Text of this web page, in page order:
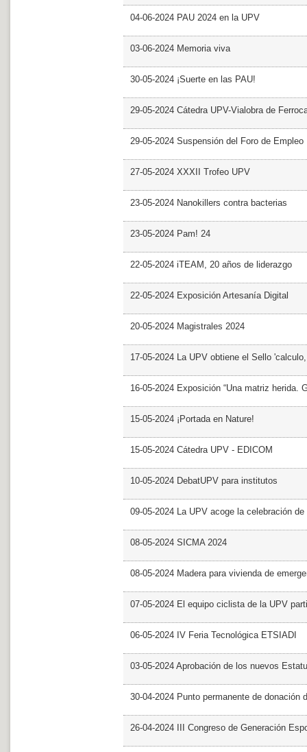
04-06-2024 PAU 2024 en la UPV
03-06-2024 Memoria viva
30-05-2024 ¡Suerte en las PAU!
29-05-2024 Cátedra UPV-Vialobra de
29-05-2024 Suspensión del Foro de Empleo
27-05-2024 XXXII Trofeo UPV
23-05-2024 Nanokillers contra bacterias
23-05-2024 Pam! 24
22-05-2024 iTEAM, 20 años de liderazgo
22-05-2024 Exposición Artesanía Digital
20-05-2024 Magistrales 2024
17-05-2024 La UPV obtiene el Sello
16-05-2024 Exposición “Una matriz herida.
15-05-2024 ¡Portada en Nature!
15-05-2024 Cátedra UPV - EDICOM
10-05-2024 DebatUPV para institutos
09-05-2024 La UPV acoge la celebración
08-05-2024 SICMA 2024
08-05-2024 Madera para vivienda de
07-05-2024 El equipo ciclista de la UPV
06-05-2024 IV Feria Tecnológica ETSIADI
03-05-2024 Aprobación de los nuevos
30-04-2024 Punto permanente de donación
26-04-2024 III Congreso de Generación